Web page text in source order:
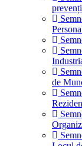
de